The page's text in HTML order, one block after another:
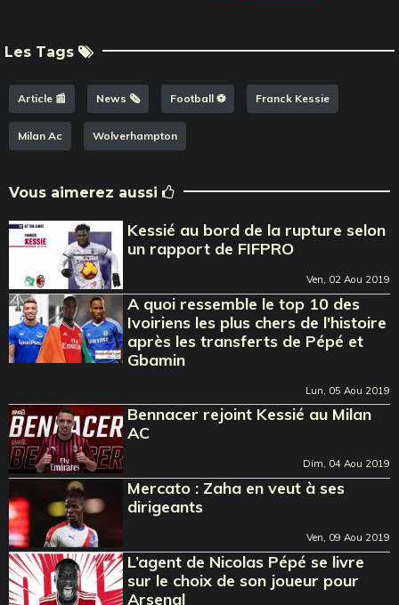
Les Tags
Article 📰 News 🗞️ Football ⚽️ Franck Kessie
Milan Ac Wolverhampton
Vous aimerez aussi
Kessié au bord de la rupture selon
un rapport de FIFPRO
Ven, 02 Aou 2019
A quoi ressemble le top 10 des
Ivoiriens les plus chers de l'histoire
après les transferts de Pépé et
Gbamin
Lun, 05 Aou 2019
Bennacer rejoint Kessié au Milan
AC
Dim, 04 Aou 2019
Mercato : Zaha en veut à ses
dirigeants
Ven, 09 Aou 2019
L’agent de Nicolas Pépé se livre
sur le choix de son joueur pour
Arsenal